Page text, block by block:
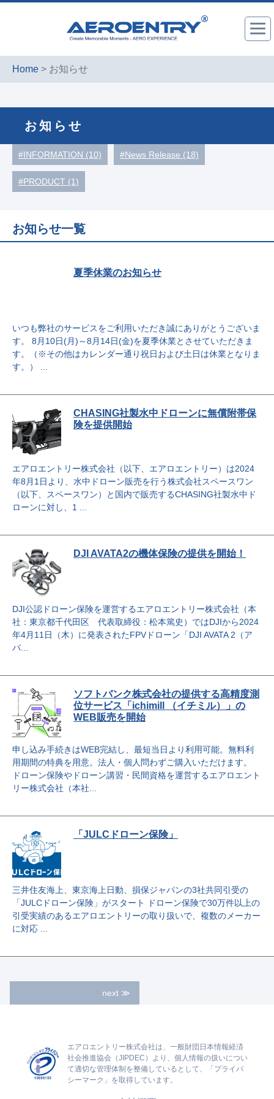
Home > お知らせ
お知らせ
#INFORMATION (10) #News Release (18)
#PRODUCT (1)
お知らせ一覧
夏季休業のお知らせ
いつも弊社のサービスをご利用いただき誠にありがとうございま
す。 8月10日(月)～8月14日(金)を夏季休業とさせていただきま
す。（※その他はカレンダー通り祝日および土日は休業となりま
す。） ...
CHASING社製水中ドローンに無償附帯保
険を提供開始
エアロエントリー株式会社（以下、エアロエントリー）は2024
年8月1日より、水中ドローン販売を行う株式会社スペースワン
（以下、スペースワン）と国内で販売するCHASING社製水中ド
ローンに対し、1 ...
DJI AVATA2の機体保険の提供を開始！
DJI公認ドローン保険を運営するエアロエントリー株式会社（本
社：東京都千代田区 代表取締役：松本篤史）ではDJIから2024
年4月11日（木）に発表されたFPVドローン「DJI AVATA 2（ア
バ...
ソフトバンク株式会社の提供する高精度測
位サービス「ichimill （イチミル）」の
WEB販売を開始
申し込み手続きはWEB完結し、最短当日より利用可能。無料利
用期間の特典を用意。法人・個人問わずご購入いただけます。
ドローン保険やドローン講習・民間資格を運営するエアロエント
リー株式会社（本社...
「JULCドローン保険」
三井住友海上、東京海上日動、損保ジャパンの3社共同引受の
「JULCドローン保険」がスタート ドローン保険で30万件以上の
引受実績のあるエアロエントリーの取り扱いで、複数のメーカー
に対応 ...
next ≫
エアロエントリー株式会社は、一般財団日本情報経済
社会推進協会（JIPDEC）より、個人情報の扱いについ
て適切な管理体制を整備しているとして、「プライバ
シーマーク」を取得しています。